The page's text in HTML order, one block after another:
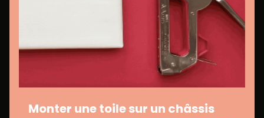
Monter une toile sur un châssis